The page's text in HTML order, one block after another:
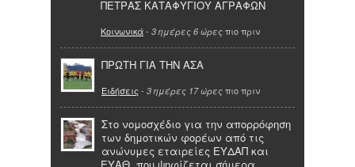
ΠΕΤΡΑΣ ΚΑΤΑΦΥΓΙΟΥ ΑΓΡΑΦΩΝ
Κοινωνικά- 3 ημέρες 6 ώρες πιο πριν
ΠΡΩΤΗ ΓΙΑ ΤΗΝ ΑΣΑ
Ειδήσεις - 3 ημέρες 17 ώρες πιο πριν
Στο νομοσχέδιο για την απορρόφηση
των δημοτικών φορέων από τις
ανώνυμες εταιρείες ΕΥΔΑΠ και